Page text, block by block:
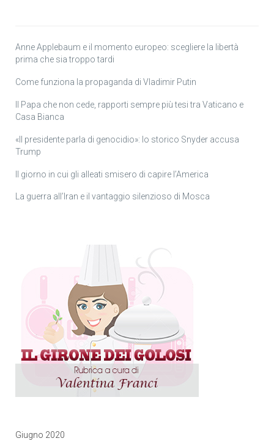
Anne Applebaum e il momento europeo: scegliere la libertà
prima che sia troppo tardi
Come funziona la propaganda di Vladimir Putin
Il Papa che non cede, rapporti sempre più tesi tra Vaticano e
Casa Bianca
«Il presidente parla di genocidio»: lo storico Snyder accusa
Trump
Il giorno in cui gli alleati smisero di capire l’America
La guerra all’Iran e il vantaggio silenzioso di Mosca
Giugno 2020